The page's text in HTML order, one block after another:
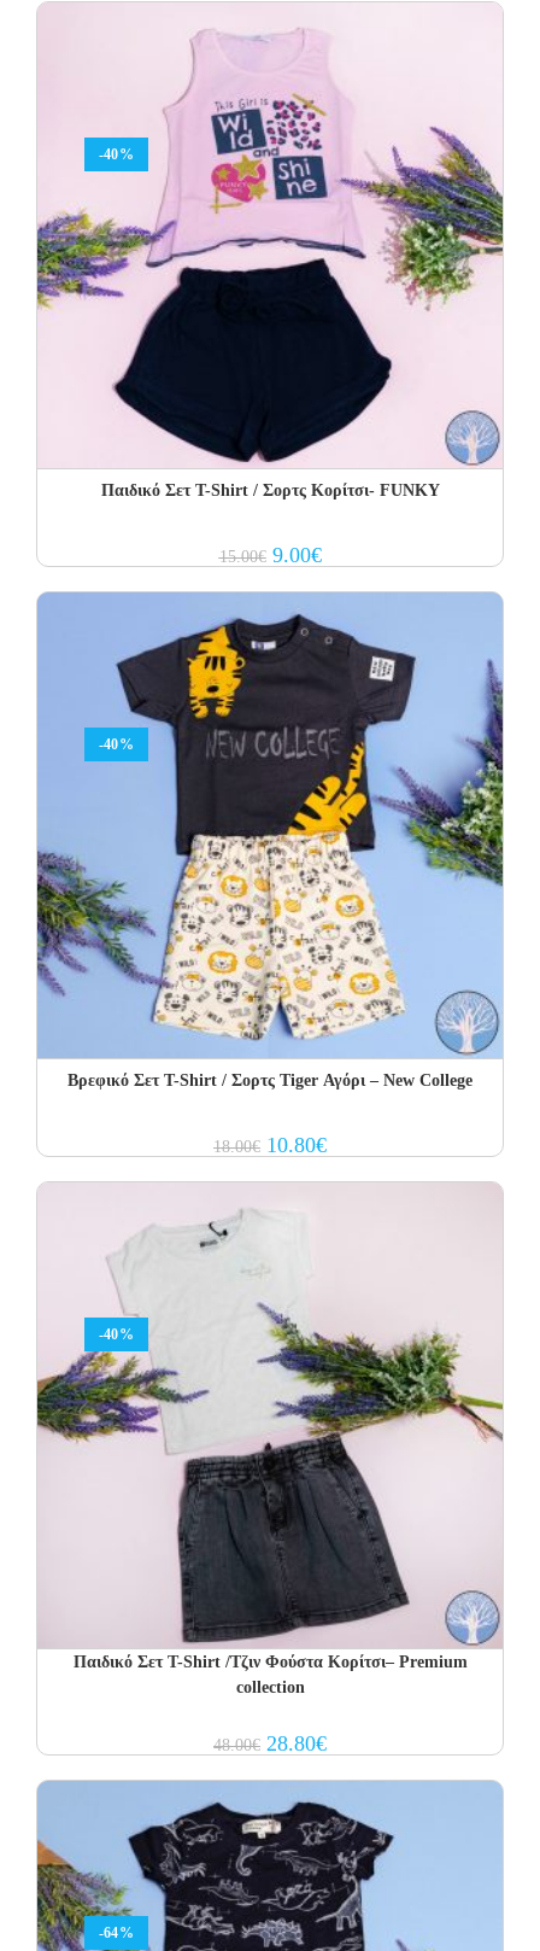
-40%
Παιδικό Σετ T-Shirt / Σορτς Κορίτσι- FUNKY
15.00€ Original
price
9.00€Current
price
-40%
Βρεφικό Σετ Τ-Shirt / Σορτς Tiger Αγόρι – New College
18.00€ Original
price
10.80€Current
price
-40%
Παιδικό Σετ T-Shirt /Τζιν Φούστα Κορίτσι– Premium
collection
48.00€ Original
price
28.80€Current
price
-64%